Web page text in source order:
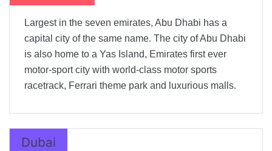
Largest in the seven emirates, Abu Dhabi has a
capital city of the same name. The city of Abu Dhabi
is also home to a Yas Island, Emirates first ever
motor-sport city with world-class motor sports
racetrack, Ferrari theme park and luxurious malls.
Dubai